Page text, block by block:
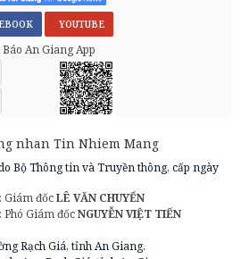
YOUTUBE
An Giang App
Bộ Thông tin và Truyền thông, cấp ngày
Giám đốcLÊ VĂN CHUYỂN
Phó Giám đốcNGUYỄN VIỆT TIẾN
Rạch Giá, tỉnh An Giang.